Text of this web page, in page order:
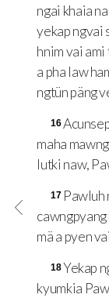
ngai khaia
yekap ngvai
hnim vai ami
a pha law
ngtün päng
16
maha
lutki naw,
17 Pawluh
mä a pyen
18Yekap
kyumkia